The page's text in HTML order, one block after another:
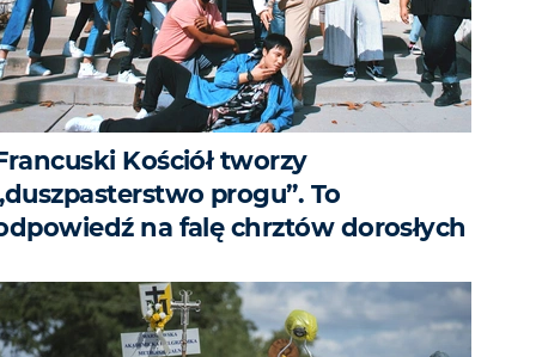
Kościół tworzy
progu”. To
na falę chrztów dorosłych